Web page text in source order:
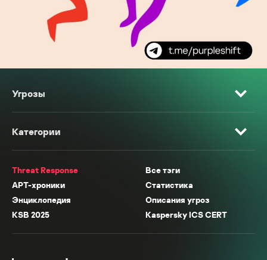
Угрозы
Категории
Threat Response
Все тэги
APT-хроники
Статистика
Энциклопедия
Описания угроз
KSB 2025
Kaspersky ICS CERT